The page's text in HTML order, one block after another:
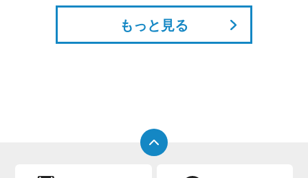
もっと見る